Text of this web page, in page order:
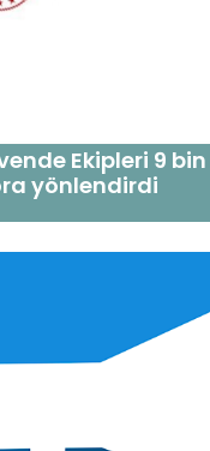
Ekipleri 9
yönlendirdi